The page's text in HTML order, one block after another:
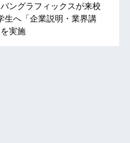
ングラフィックスが来校
生へ「企業説明・業界講
実施